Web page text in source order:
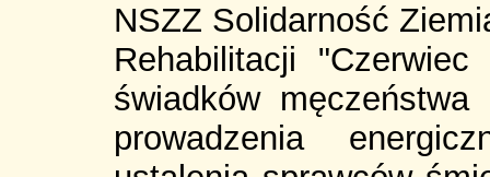
NSZZ Solidarność
Rehabilitacji
świadków
prowadzenia